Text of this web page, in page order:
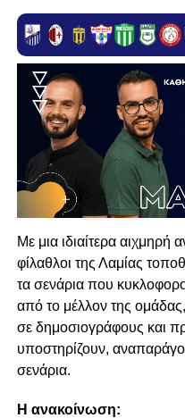
Με μια ιδιαίτερα αιχμηρή
φίλαθλοι της Λαμίας
τα σενάρια που
από το μέλλον της
σε δημοσιογράφους και
υποστηρίζουν,
σενάρια.
Η ανακοίνωση: